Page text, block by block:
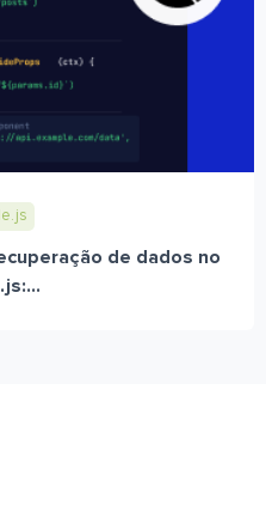
de dados no